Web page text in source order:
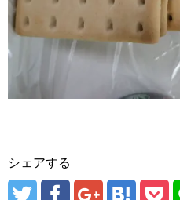
シェアする